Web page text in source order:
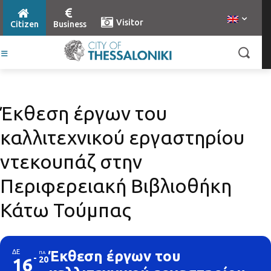
Citizen Business Visitor
Έκθεση έργων του
καλλιτεχνικού εργαστηρίου
ντεκουπάζ στην
Περιφερειακή Βιβλιοθήκη
Κάτω Τούμπας
ΔΕ
16
ΠΑ
20Έκθεση έργων του